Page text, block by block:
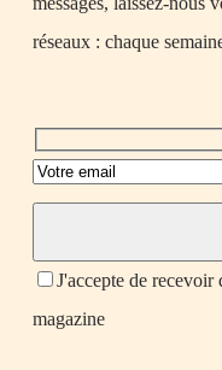
réseaux : chaque
J'accepte de recevoir
magazine